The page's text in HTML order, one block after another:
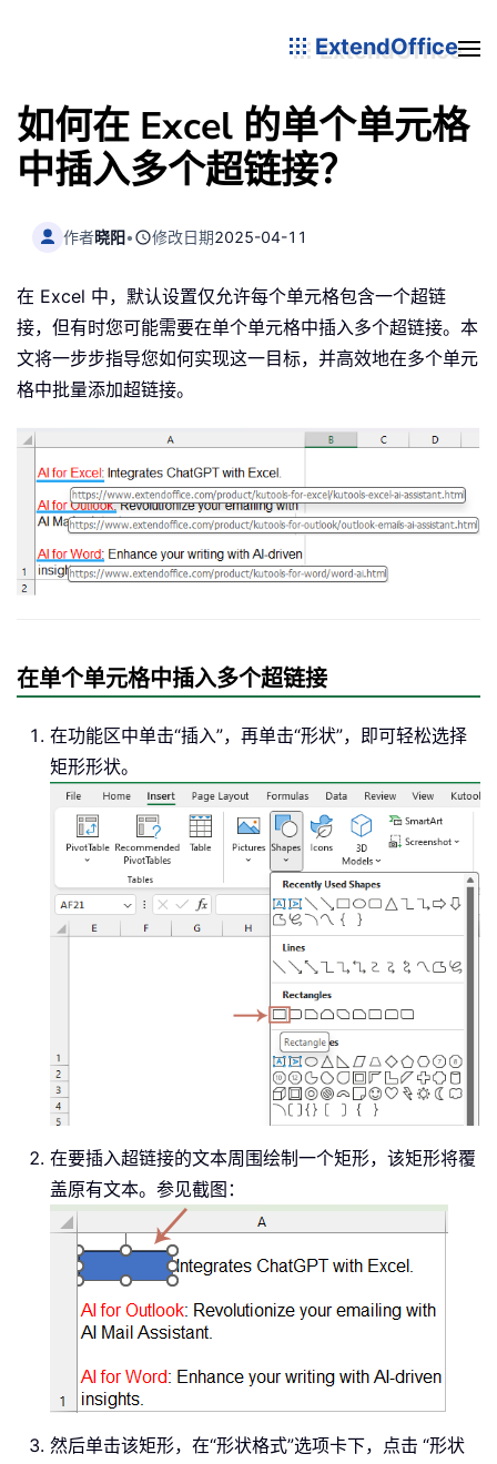
ExtendOffice
如何在 Excel 的单个单元格
中插入多个超链接？
作者晓阳• 修改日期2025-04-11
在 Excel 中，默认设置仅允许每个单元格包含一个超链
接，但有时您可能需要在单个单元格中插入多个超链接。本
文将一步步指导您如何实现这一目标，并高效地在多个单元
格中批量添加超链接。
在单个单元格中插入多个超链接
在功能区中单击“插入”，再单击“形状”，即可轻松选择
矩形形状。
在要插入超链接的文本周围绘制一个矩形，该矩形将覆
盖原有文本。参见截图：
然后单击该矩形，在“形状格式”选项卡下，点击 “形状